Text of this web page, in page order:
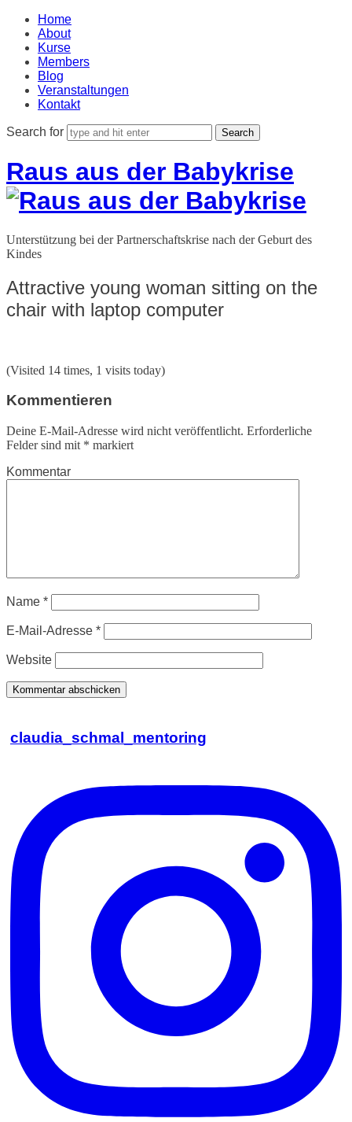
Home
About
Kurse
Members
Blog
Veranstaltungen
Kontakt
Search for
Raus aus der Babykrise
Unterstützung bei der Partnerschaftskrise nach der Geburt des
Kindes
Attractive young woman sitting on the
chair with laptop computer
(Visited 14 times, 1 visits today)
Kommentieren
Deine E-Mail-Adresse wird nicht veröffentlicht. Erforderliche
Felder sind mit * markiert
Kommentar
Name *
E-Mail-Adresse *
Website
claudia_schmal_mentoring